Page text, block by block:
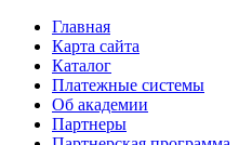
Главная
Карта сайта
Каталог
Платежные системы
Об академии
Партнеры